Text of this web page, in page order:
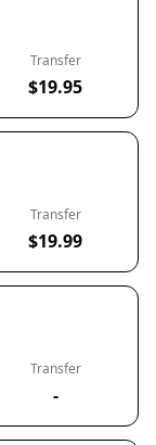
Transfer
$19.95
Transfer
$19.99
Transfer
-